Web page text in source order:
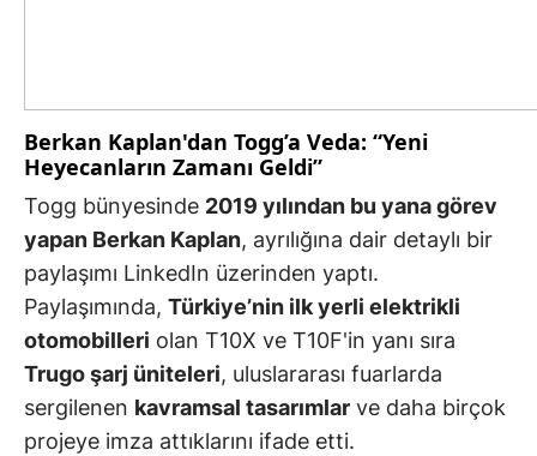
Berkan Kaplan'dan Togg’a Veda: “Yeni
Heyecanların Zamanı Geldi”
Togg bünyesinde 2019 yılından bu yana görev
yapan Berkan Kaplan, ayrılığına dair detaylı bir
paylaşımı LinkedIn üzerinden yaptı.
Paylaşımında, Türkiye’nin ilk yerli elektrikli
otomobilleri olan T10X ve T10F'in yanı sıra
Trugo şarj üniteleri, uluslararası fuarlarda
sergilenen kavramsal tasarımlar ve daha birçok
projeye imza attıklarını ifade etti.